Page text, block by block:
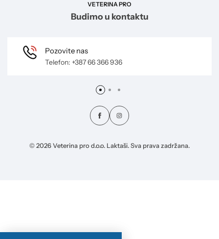
VETERINA PRO
Budimo u kontaktu
Pozovite nas
Telefon: +387 66 366 936
© 2026 Veterina pro d.o.o. Laktaši. Sva prava zadržana.